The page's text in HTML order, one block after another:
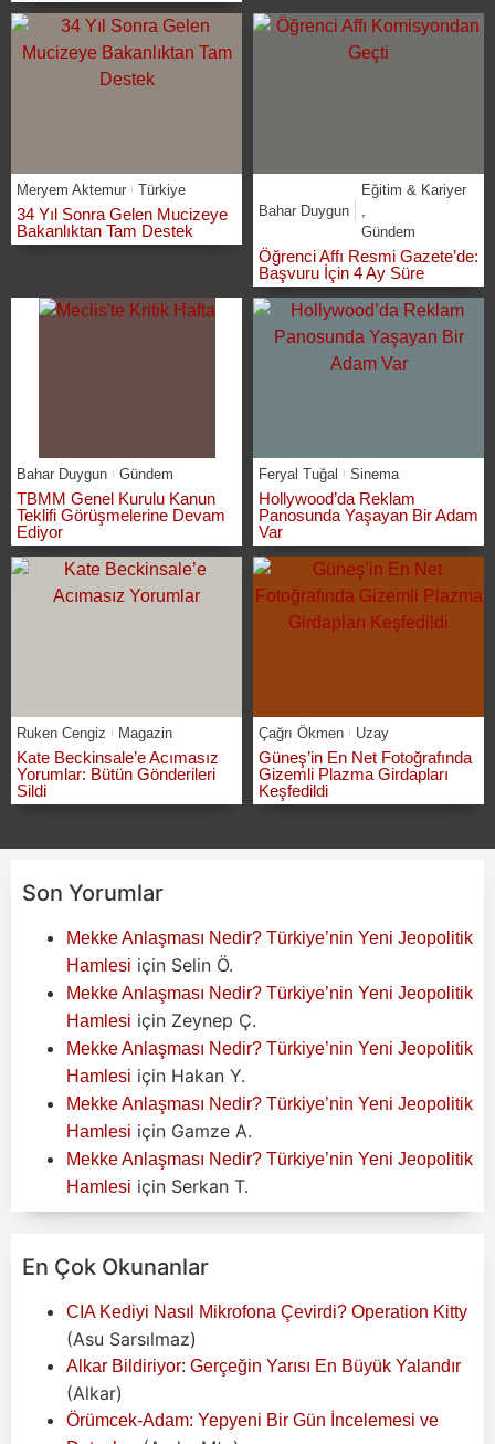
Meryem Aktemur Türkiye
34 Yıl Sonra Gelen Mucizeye
Bakanlıktan Tam Destek
Bahar Duygun
Eğitim & Kariyer
Gündem
Öğrenci Affı Resmi Gazete’de:
Başvuru İçin 4 Ay Süre
Bahar Duygun Gündem
TBMM Genel Kurulu Kanun
Teklifi Görüşmelerine Devam
Ediyor
Feryal Tuğal Sinema
Hollywood’da Reklam
Panosunda Yaşayan Bir Adam
Var
Ruken Cengiz Magazin
Kate Beckinsale’e Acımasız
Yorumlar: Bütün Gönderileri
Sildi
Çağrı Ökmen Uzay
Güneş’in En Net Fotoğrafında
Gizemli Plazma Girdapları
Keşfedildi
Son Yorumlar
Mekke Anlaşması Nedir? Türkiye’nin Yeni Jeopolitik
Hamlesi için Selin Ö.
Mekke Anlaşması Nedir? Türkiye’nin Yeni Jeopolitik
Hamlesi için Zeynep Ç.
Mekke Anlaşması Nedir? Türkiye’nin Yeni Jeopolitik
Hamlesi için Hakan Y.
Mekke Anlaşması Nedir? Türkiye’nin Yeni Jeopolitik
Hamlesi için Gamze A.
Mekke Anlaşması Nedir? Türkiye’nin Yeni Jeopolitik
Hamlesi için Serkan T.
En Çok Okunanlar
CIA Kediyi Nasıl Mikrofona Çevirdi? Operation Kitty
(Asu Sarsılmaz)
Alkar Bildiriyor: Gerçeğin Yarısı En Büyük Yalandır
(Alkar)
Örümcek-Adam: Yepyeni Bir Gün İncelemesi ve